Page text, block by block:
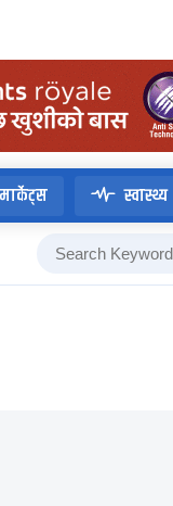
स्वास्थ्य